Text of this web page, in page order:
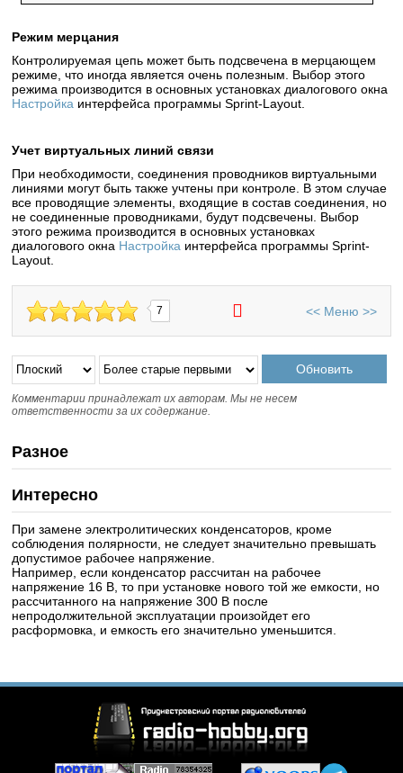
Режим мерцания
Контролируемая цепь может быть подсвечена в мерцающем
режиме, что иногда является очень полезным. Выбор этого
режима производится в основных установках диалогового окна
Настройка интерфейса программы Sprint-Layout.
Учет виртуальных линий связи
При необходимости, соединения проводников виртуальными
линиями могут быть также учтены при контроле. В этом случае
все проводящие элементы, входящие в состав соединения, но
не соединенные проводниками, будут подсвечены. Выбор
этого режима производится в основных установках
диалогового окна Настройка интерфейса программы Sprint-
Layout.
7 << Меню >>
Комментарии принадлежат их авторам. Мы не несем
ответственности за их содержание.
Разное
Интересно
При замене электролитических конденсаторов, кроме
соблюдения полярности, не следует значительно превышать
допустимое рабочее напряжение.
Например, если конденсатор рассчитан на рабочее
напряжение 16 В, то при установке нового той же емкости, но
рассчитанного на напряжение 300 В после
непродолжительной эксплуатации произойдет его
расформовка, и емкость его значительно уменьшится.